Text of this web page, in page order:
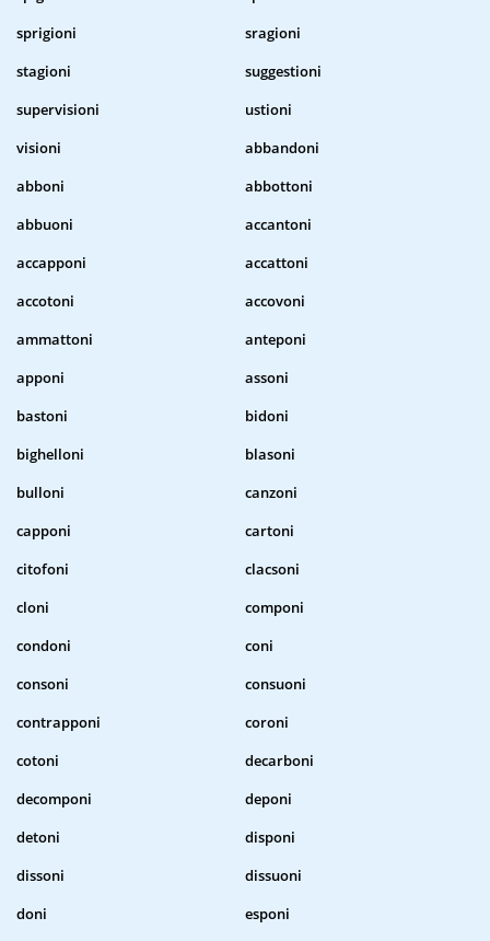
sprigioni
sragioni
stagioni
suggestioni
supervisioni
ustioni
visioni
abbandoni
abboni
abbottoni
abbuoni
accantoni
accapponi
accattoni
accotoni
accovoni
ammattoni
anteponi
apponi
assoni
bastoni
bidoni
bighelloni
blasoni
bulloni
canzoni
capponi
cartoni
citofoni
clacsoni
cloni
componi
condoni
coni
consoni
consuoni
contrapponi
coroni
cotoni
decarboni
decomponi
deponi
detoni
disponi
dissoni
dissuoni
doni
esponi